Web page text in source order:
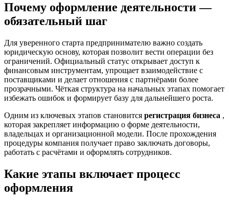
Почему оформление деятельности —
обязательный шаг
Для уверенного старта предпринимателю важно создать
юридическую основу, которая позволит вести операции без
ограничений. Официальный статус открывает доступ к
финансовым инструментам, упрощает взаимодействие с
поставщиками и делает отношения с партнёрами более
прозрачными. Чёткая структура на начальных этапах помогает
избежать ошибок и формирует базу для дальнейшего роста.
Одним из ключевых этапов становится регистрация бизнеса ,
которая закрепляет информацию о форме деятельности,
владельцах и организационной модели. После прохождения
процедуры компания получает право заключать договоры,
работать с расчётами и оформлять сотрудников.
Какие этапы включает процесс
оформления